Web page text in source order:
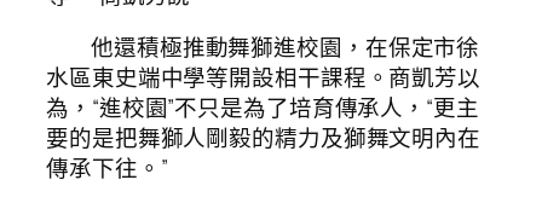
他還積極推動舞獅進校園，在保定市徐
水區東史端中學等開設相干課程。商凱芳以
為，“進校園”不只是為了培育傳承人，“更主
要的是把舞獅人剛毅的精力及獅舞文明內在
傳承下往。”